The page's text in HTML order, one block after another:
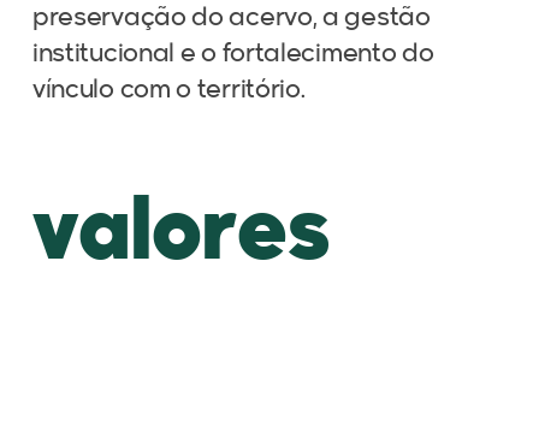
preservação do acervo, a gestão
institucional e o fortalecimento do
vínculo com o território.
valores